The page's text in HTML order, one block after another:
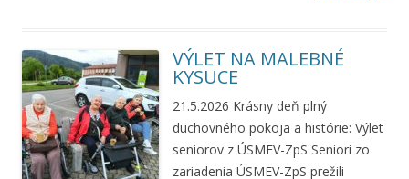
VÝLET NA MALEBNÉ
KYSUCE
21.5.2026 Krásny deň plný
duchovného pokoja a histórie: Výlet
seniorov z ÚSMEV-ZpS Seniori zo
zariadenia ÚSMEV-ZpS prežili